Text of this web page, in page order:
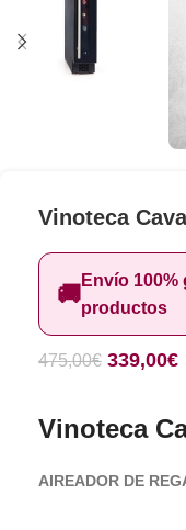
Vinoteca
🚚Envío
productos
475,00€ 339,00€
Vinoteca
AIREADOR DE